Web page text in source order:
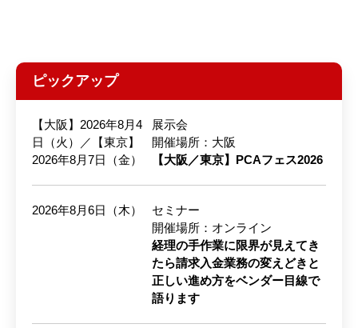
ピックアップ
【大阪】2026年8月4
日（火）／【東京】
2026年8月7日（金）
展示会
開催場所：大阪
【大阪／東京】PCAフェス2026
2026年8月6日（木）
セミナー
開催場所：オンライン
経理の手作業に限界が見えてき
たら請求入金業務の変えどきと
正しい進め方をベンダー目線で
語ります